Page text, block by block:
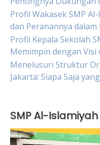
Profil Wakasek SMP
dan Peranannya dalam
Profil Kepala Sekolah
Memimpin dengan Visi
Menelusuri Struktur
Jakarta: Siapa Saja
SMP Al-Islamiyah